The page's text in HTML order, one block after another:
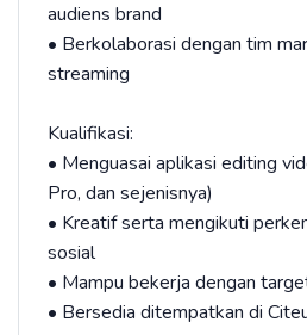
audiens brand
• Berkolaborasi dengan tim
streaming
Kualifikasi:
• Menguasai aplikasi editing
Pro, dan sejenisnya)
• Kreatif serta mengikuti
sosial
• Mampu bekerja dengan
• Bersedia ditempatkan di